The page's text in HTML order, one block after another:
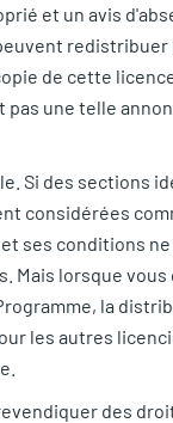
et un avis
redistribuer
de cette
une telle
Si des sections
considérées
ses conditions ne
lorsque vous
la
les autres
des